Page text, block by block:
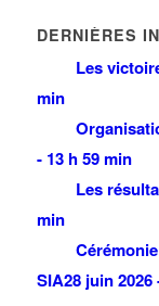
DERNIÈRES
Les
min
- 13 h 59 min
Les
min
SIA28 juin 2026